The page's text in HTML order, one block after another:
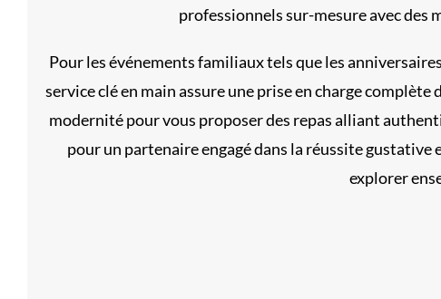
professionnels sur-mesure avec des
Pour les événements familiaux tels que les
service clé en main assure une prise en charge
modernité pour vous proposer des repas alliant
pour un partenaire engagé dans la réussite
explorer